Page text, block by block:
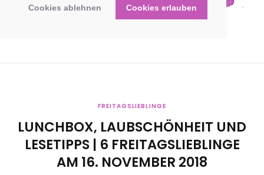
Cookies ablehnen Cookies erlauben
FREITAGSLIEBLINGE
LUNCHBOX, LAUBSCHÖNHEIT UND
LESETIPPS | 6 FREITAGSLIEBLINGE
AM 16. NOVEMBER 2018